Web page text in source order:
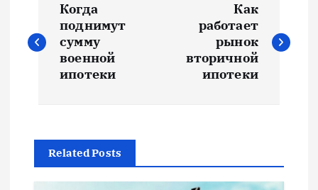
а
г
а
Когда
поднимут
сумму
военной
ипотеки
Как
работает
рынок
вторичной
ипотеки
Related Posts